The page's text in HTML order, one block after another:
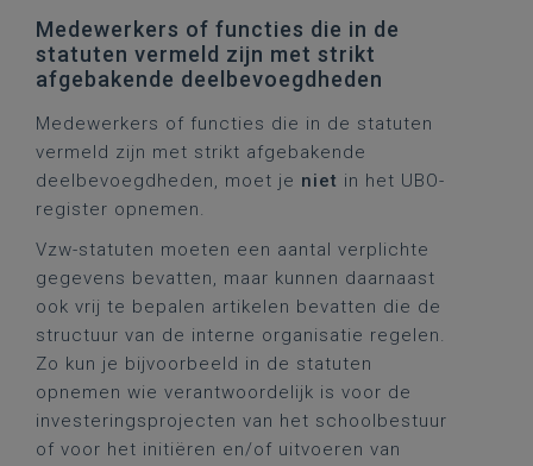
Medewerkers of functies die in de
statuten vermeld zijn met strikt
afgebakende deelbevoegdheden
Medewerkers of functies die in de statuten
vermeld zijn met strikt afgebakende
deelbevoegdheden, moet je niet in het UBO-
register opnemen.
Vzw-statuten moeten een aantal verplichte
gegevens bevatten, maar kunnen daarnaast
ook vrij te bepalen artikelen bevatten die de
structuur van de interne organisatie regelen.
Zo kun je bijvoorbeeld in de statuten
opnemen wie verantwoordelijk is voor de
investeringsprojecten van het schoolbestuur
of voor het initiëren en/of uitvoeren van